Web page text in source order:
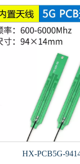
HX-PCB5G-